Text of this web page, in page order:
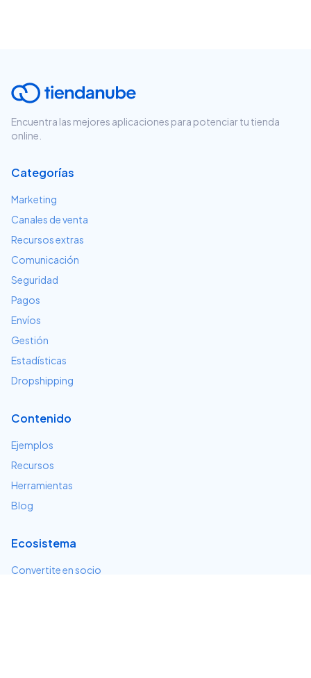
Encuentra las mejores aplicaciones para potenciar tu tienda
online.
Categorías
Marketing
Canales de venta
Recursos extras
Comunicación
Seguridad
Pagos
Envíos
Gestión
Estadísticas
Dropshipping
Contenido
Ejemplos
Recursos
Herramientas
Blog
Ecosistema
Convertite en socio